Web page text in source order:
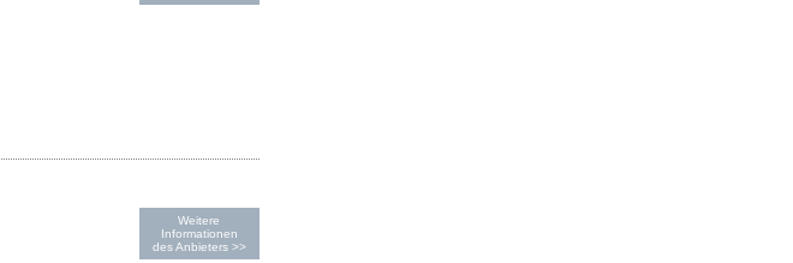
Weitere
Informationen
des Anbieters >>